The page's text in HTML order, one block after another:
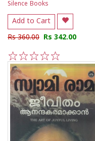
Silence Books
Add to Cart
Rs 360.00 Rs 342.00
5
4
3
2
1